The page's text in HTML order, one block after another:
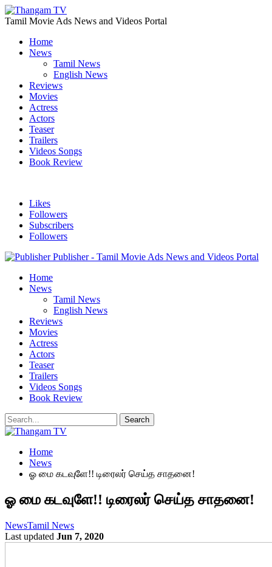
Tamil Movie Ads News and Videos Portal
Home
News
Tamil News
English News
Reviews
Movies
Actress
Actors
Teaser
Trailers
Videos Songs
Book Review
Likes
Followers
Subscribers
Followers
Publisher - Tamil Movie Ads News and Videos Portal
Home
News
Tamil News
English News
Reviews
Movies
Actress
Actors
Teaser
Trailers
Videos Songs
Book Review
Home
News
ஓ மை கடவுளே!! டிரைலர் செய்த சாதனை!
ஓ மை கடவுளே!! டிரைலர் செய்த சாதனை!
NewsTamil News
Last updated Jun 7, 2020